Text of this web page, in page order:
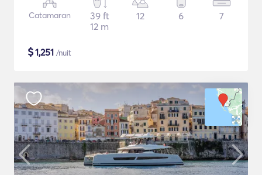
Catamaran
39 ft
12 m
12 6 7
$1,251 /nuit